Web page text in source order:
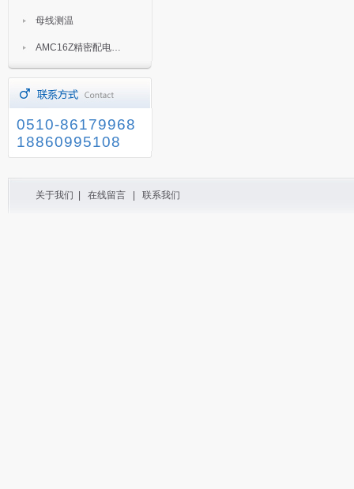
母线测温
AMC16Z精密配电监控装置
0510-86179968
18860995108
关于我们 在线留言 联系我们